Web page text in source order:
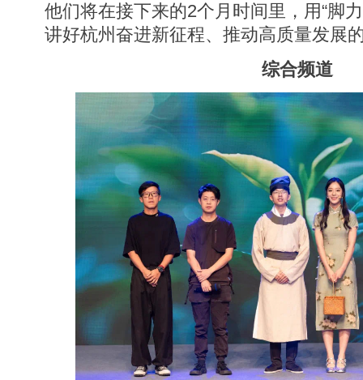
他们将在接下来的2个月时间里，用“脚
讲好杭州奋进新征程、推动高质量发展
综合频道